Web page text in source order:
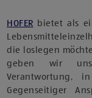
HOFER bietet als
die loslegen
geben wir
Verantwortung,
Gegenseitiger